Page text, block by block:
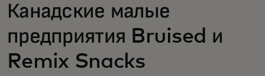
Канадские малые
предприятия Bruised и
Remix Snacks